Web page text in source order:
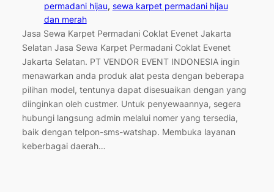
permadani hijau, sewa karpet permadani hijau
dan merah
Jasa Sewa Karpet Permadani Coklat Evenet Jakarta
Selatan Jasa Sewa Karpet Permadani Coklat Evenet
Jakarta Selatan. PT VENDOR EVENT INDONESIA ingin
menawarkan anda produk alat pesta dengan beberapa
pilihan model, tentunya dapat disesuaikan dengan yang
diinginkan oleh custmer. Untuk penyewaannya, segera
hubungi langsung admin melalui nomer yang tersedia,
baik dengan telpon-sms-watshap. Membuka layanan
keberbagai daerah…